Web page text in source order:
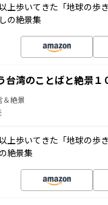
上歩いてきた「地球の歩
の絶景集
台湾のことばと絶景１
＆絶景
上歩いてきた「地球の歩
絶景集